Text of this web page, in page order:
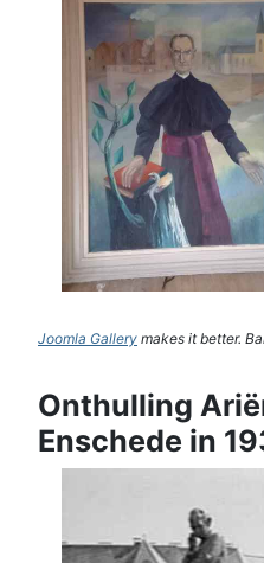
Joomla Gallery makes it better.
Onthulling
Enschede in